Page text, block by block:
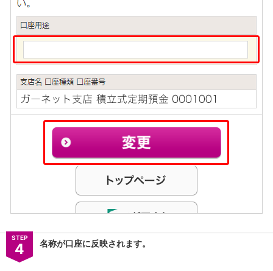
石川県
山梨県
長野県
岐阜県
静岡県
愛知県
三重県
滋賀県
岡山県
徳島県
香川県
愛媛県
STEP
4 名称が口座に反映されます。